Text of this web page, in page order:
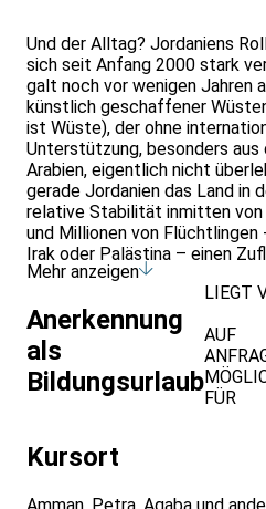
Und der Alltag? Jordaniens
sich seit Anfang 2000 stark
galt noch vor wenigen Jahren
künstlich geschaffener
ist Wüste), der ohne
Unterstützung, besonders aus
Arabien, eigentlich nicht
gerade Jordanien das Land in
relative Stabilität inmitten von
und Millionen von Flüchtlingen
Irak oder Palästina – einen
Mehr anzeigen
Anerkennung
als
Bildungsurlaub
LIEGT
AUF
FÜR
Kursort